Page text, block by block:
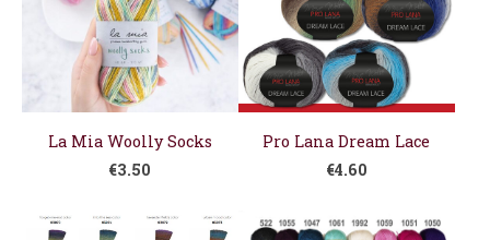
La Mia Woolly Socks
€3.50
Pro Lana Dream Lace
€4.60